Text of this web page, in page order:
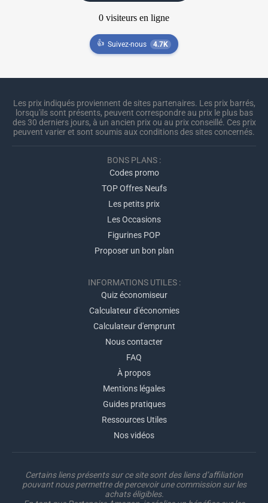
👍 Suivez-nous 4.7K
Les prix indiqués proviennent de sites partenaires. Les prix barrés,
lorsqu'ils sont présents, peuvent correspondre au prix le plus bas
des 30 derniers jours, à un ancien prix ou au prix conseillé. Ces prix
peuvent varier et sont soumis aux conditions des sites concernés.
BONS PLANS :
Codes promo
TOP Offres Neufs
Les petits prix
Les Occasions
Figurines POP
Proposer un bon plan
INFORMATIONS UTILES :
Quiz économiseur
Calculateur d'économies
Calculateur d'emprunt
Nous contacter
FAQ
À propos
Mentions légales
Guides pratiques
Ressources Utiles
Nos vidéos
Certains liens présents sur ce site sont des liens d’affiliation
pouvant nous permettre de percevoir une commission sur les
achats éligibles.